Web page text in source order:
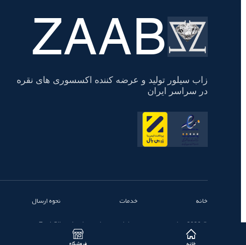
تسویه
حساب ZAAB
زاب سیلور تولید و عرضه کننده اکسسوری های نقره
در سراسر ایران
خانه خدمات نحوه ارسال
© 2026 تمامی حقوق محفوظ است - زاب سیلور | ZaabSilver